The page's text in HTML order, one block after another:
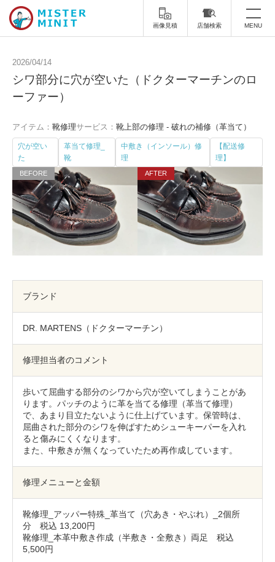
画像見積 店舗検索 MENU
ミスターミニットについて
スーツケース修理 靴修理
スニーカー修理 靴磨き
カバンの修理 時計修理・電池交換
傘修理 合鍵の作製
よくあるご質問
お問い合わせ
採用情報
2026/04/14
シワ部分に穴が空いた（ドクターマーチンのロ
ーファー）
アイテム： 靴修理サービス： 靴上部の修理 - 破れの補修（革当て）
穴が空い
た
革当て修理_
靴
中敷き（インソール）修
理
【配送修
理】
ブランド
DR. MARTENS（ドクターマーチン）
修理担当者のコメント
歩いて屈曲する部分のシワから穴が空いてしまうことがあ
ります。パッチのように革を当てる修理（革当て修理）
で、あまり目立たないように仕上げています。保管時は、
屈曲された部分のシワを伸ばすためシューキーパーを入れ
ると傷みにくくなります。
また、中敷きが無くなっていたため再作成しています。
修理メニューと金額
靴修理_アッパー特殊_革当て（穴あき・やぶれ）_2個所
分 税込 13,200円
靴修理_本革中敷き作成（半敷き・全敷き）両足 税込
5,500円